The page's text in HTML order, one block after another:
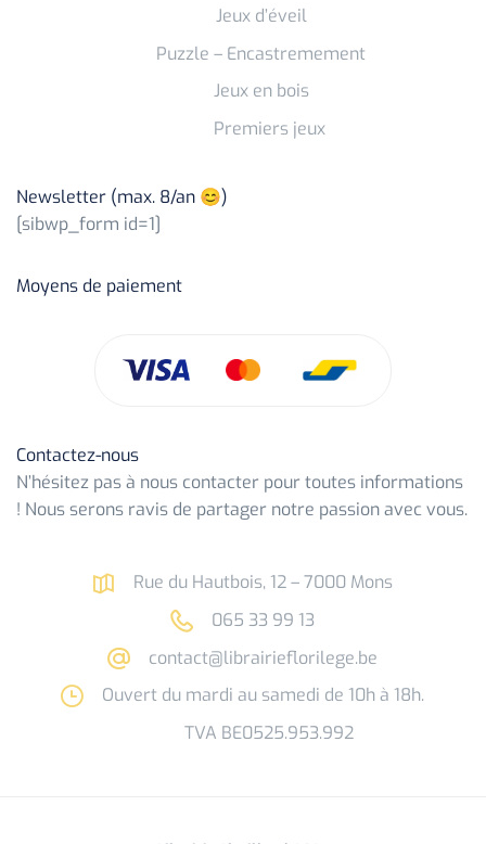
Jeux d’éveil
Puzzle – Encastremement
Jeux en bois
Premiers jeux
Newsletter (max. 8/an 😊)
[sibwp_form id=1]
Moyens de paiement
Contactez-nous
N’hésitez pas à nous contacter pour toutes informations
! Nous serons ravis de partager notre passion avec vous.
Rue du Hautbois, 12 – 7000 Mons
065 33 99 13
contact@librairieflorilege.be
Ouvert du mardi au samedi de 10h à 18h.
TVA BE0525.953.992